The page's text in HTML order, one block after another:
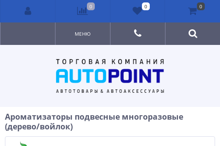
МЕНЮ
Ароматизаторы подвесные многоразовые
(дерево/войлок)
0 0 0